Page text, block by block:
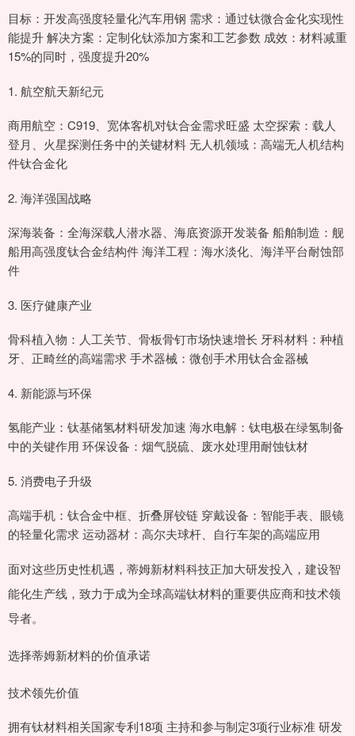
目标：开发高强度轻量化汽车用钢 需求：通过钛微合金化实现性
能提升 解决方案：定制化钛添加方案和工艺参数 成效：材料减重
15%的同时，强度提升20%
1. 航空航天新纪元
商用航空：C919、宽体客机对钛合金需求旺盛 太空探索：载人
登月、火星探测任务中的关键材料 无人机领域：高端无人机结构
件钛合金化
2. 海洋强国战略
深海装备：全海深载人潜水器、海底资源开发装备 船舶制造：舰
船用高强度钛合金结构件 海洋工程：海水淡化、海洋平台耐蚀部
件
3. 医疗健康产业
骨科植入物：人工关节、骨板骨钉市场快速增长 牙科材料：种植
牙、正畸丝的高端需求 手术器械：微创手术用钛合金器械
4. 新能源与环保
氢能产业：钛基储氢材料研发加速 海水电解：钛电极在绿氢制备
中的关键作用 环保设备：烟气脱硫、废水处理用耐蚀钛材
5. 消费电子升级
高端手机：钛合金中框、折叠屏铰链 穿戴设备：智能手表、眼镜
的轻量化需求 运动器材：高尔夫球杆、自行车架的高端应用
面对这些历史性机遇，蒂姆新材料科技正加大研发投入，建设智
能化生产线，致力于成为全球高端钛材料的重要供应商和技术领
导者。
选择蒂姆新材料的价值承诺
技术领先价值
拥有钛材料相关国家专利18项 主持和参与制定3项行业标准 研发